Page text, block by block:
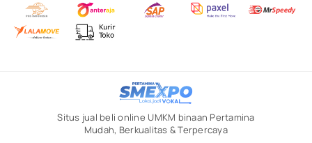
Situs jual beli online UMKM binaan Pertamina
Mudah, Berkualitas & Terpercaya